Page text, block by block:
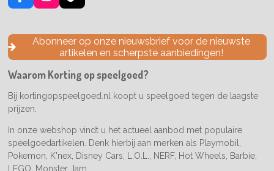
a
e
o
k
n
t
a
g
a
m
i
T
o
k
Abonneer op onze nieuwsbrief voor de nieuwste
artikelen en scherpste aanbiedingen!
Waarom Korting op speelgoed?
Bij kortingopspeelgoed.nl koopt u speelgoed tegen de laagste
prijzen.
In onze webshop vindt u het actueel aanbod met populaire
speelgoedartikelen. Denk hierbij aan merken als Playmobil,
Pokemon, K'nex, Disney Cars, L.O.L., NERF, Hot Wheels, Barbie,
LEGO, Monster Jam...